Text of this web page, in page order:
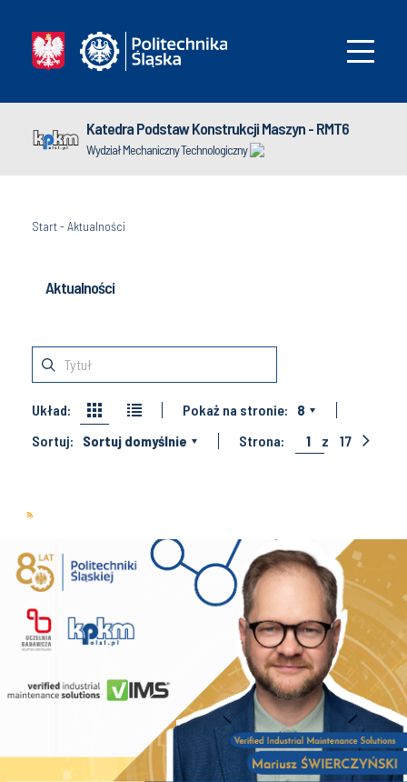
Katedra Podstaw Konstrukcji Maszyn - RMT6
Wydział Mechaniczny Technologiczny
Start-Aktualności
Aktualności
Układ: Pokaż na stronie:
8
Sortuj:
Sortuj domyślnie Strona: 1 z 17